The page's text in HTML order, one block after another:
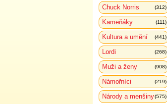
Chuck Norris (312)
Kameňáky (111)
Kultura a umění (441)
Lordi (268)
Muži a ženy (908)
Námořníci (219)
Národy a menšiny(575)